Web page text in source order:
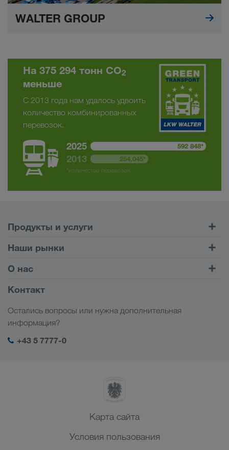
WALTER GROUP
На 375 294 тонн CO2
меньше
С 2013 года нам удалось удвоить
количество комбинированных
перевозок.
2025 592 848*
2013
254,045*
*количество перевозок
Продукты и услуги
Клиентский портал CONNECT
Цифровые решения
Мой вход в систему LKW WALTER
Наши рынки
Европа
Кавказ
Центральная Азия
Ближний Восток
Северная Африка
О нас
Социальная ответственность
Контакт
Остались вопросы или нужна дополнительная
информация?
+43 5 7777-0
Карта сайта
Условия пользования